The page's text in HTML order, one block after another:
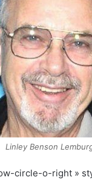
Linley Benson
circle-o-right »